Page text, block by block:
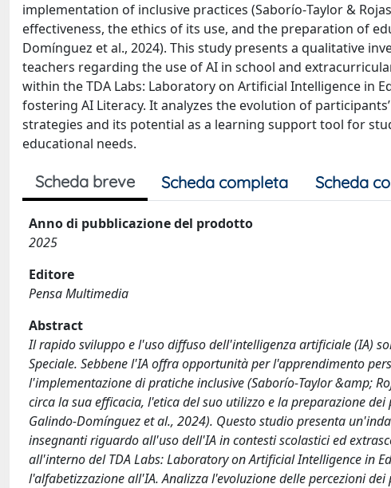
implementation of inclusive practices (Saborío‐Taylor &
effectiveness, the ethics of its use, and the preparation of
Domínguez et al., 2024). This study presents a qualitative
teachers regarding the use of AI in school and
within the TDA Labs: Laboratory on Artificial Intelligence in
fostering AI Literacy. It analyzes the evolution of
strategies and its potential as a learning support tool for
educational needs.
Scheda breve Scheda completa Scheda
Anno di pubblicazione del prodotto
2025
Editore
Pensa Multimedia
Abstract
Il rapido sviluppo e l'uso diffuso dell'intelligenza artificiale (IA)
Speciale. Sebbene l'IA offra opportunità per l'apprendimento
l'implementazione di pratiche inclusive (Saborío‐Taylor &amp;
circa la sua efficacia, l'etica del suo utilizzo e la preparazione
Galindo‐Domínguez et al., 2024). Questo studio presenta
insegnanti riguardo all'uso dell'IA in contesti scolastici ed
all'interno del TDA Labs: Laboratory on Artificial Intelligence in
l'alfabetizzazione all'IA. Analizza l'evoluzione delle percezioni